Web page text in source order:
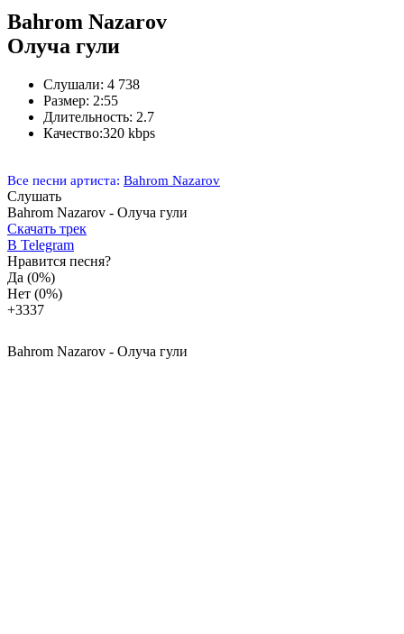
Bahrom Nazarov
Олуча гули
Слушали: 4 738
Размер: 2:55
Длительность: 2.7
Качество:320 kbps
Все песни артиста: Bahrom Nazarov
Слушать
Bahrom Nazarov - Олуча гули
Скачать трек
В Telegram
Нравится песня?
Да (0%)
Нет (0%)
+3337
Bahrom Nazarov - Олуча гули